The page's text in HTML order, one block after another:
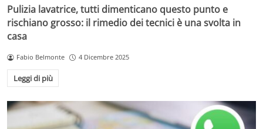
Pulizia lavatrice, tutti dimenticano questo punto e
rischiano grosso: il rimedio dei tecnici è una svolta in
casa
Fabio Belmonte 4 Dicembre 2025
Leggi di più